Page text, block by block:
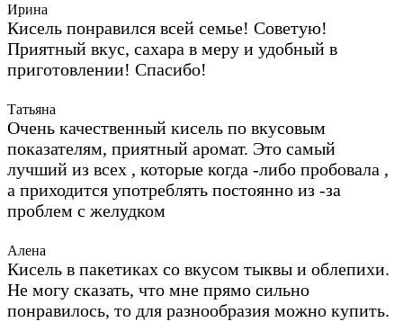
Ирина
Кисель понравился всей семье! Советую!
Приятный вкус, сахара в меру и удобный в
приготовлении! Спасибо!
Татьяна
Очень качественный кисель по вкусовым
показателям, приятный аромат. Это самый
лучший из всех , которые когда -либо пробовала ,
а приходится употреблять постоянно из -за
проблем с желудком
Алена
Кисель в пакетиках со вкусом тыквы и облепихи.
Не могу сказать, что мне прямо сильно
понравилось, то для разнообразия можно купить.